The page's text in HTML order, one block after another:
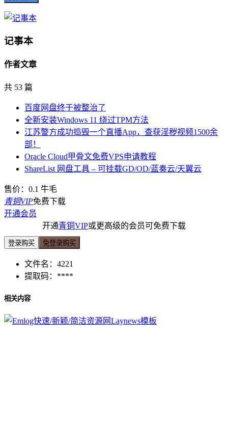
记事本
作者文章
共 53 篇
百度网盘终于被整治了
全新安装Windows 11 绕过TPM方法
江苏警方成功捣毁一个直播App，查获淫秽视频1500余
部！
Oracle Cloud甲骨文免费VPS申请教程
ShareList 网盘工具 – 可挂载GD/OD/蓝奏云/天翼云
售价： 0.1 牛毛
青铜VIP免费下载
开通会员
开通青铜VIP或更高级的会员可免费下载
登录购买 免登录购买
文件名： 4221
提取码： ****
相关内容